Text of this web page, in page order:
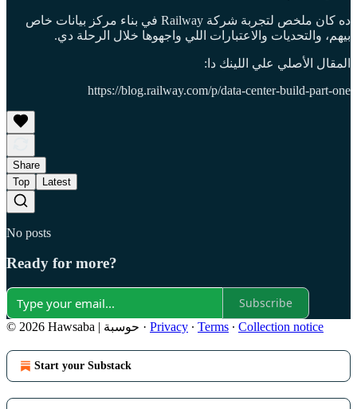
ده كان ملخص لتجربة شركة Railway في بناء مركز بيانات خاص
بيهم، والتحديات والاعتبارات اللي واجهوها خلال الرحلة دي.
المقال الأصلي علي اللينك دا:
https://blog.railway.com/p/data-center-build-part-one
Share
Top
Latest
No posts
Ready for more?
Subscribe
© 2026 Hawsaba | حوسبة · Privacy ∙ Terms ∙ Collection notice
Start your Substack